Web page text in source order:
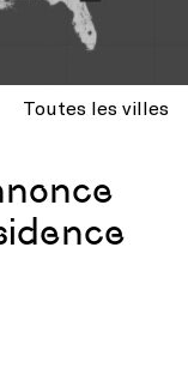
Toutes les villes